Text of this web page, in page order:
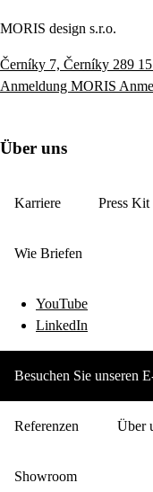
MORIS design s.r.o.
Černíky 7, Černíky 289 15
Anmeldung MORIS
Über uns
Karriere Press Kit
Wie Briefen
YouTube
LinkedIn
Besuchen Sie unseren
Referenzen Über
Showroom